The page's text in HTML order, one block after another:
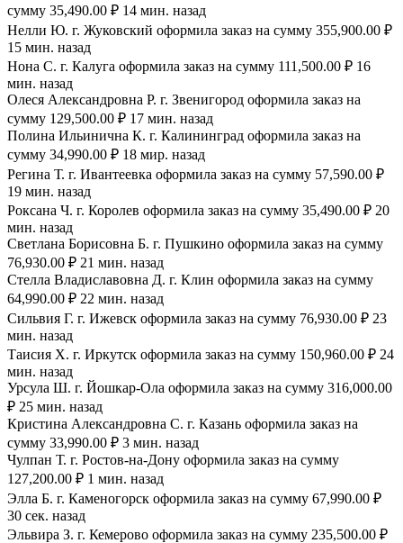
сумму 35,490.00 ₽ 14 мин. назад
Нелли Ю. г. Жуковский оформила заказ на сумму 355,900.00 ₽
15 мин. назад
Нона С. г. Калуга оформила заказ на сумму 111,500.00 ₽ 16
мин. назад
Олеся Александровна Р. г. Звенигород оформила заказ на
сумму 129,500.00 ₽ 17 мин. назад
Полина Ильинична К. г. Калининград оформила заказ на
сумму 34,990.00 ₽ 18 мир. назад
Регина Т. г. Ивантеевка оформила заказ на сумму 57,590.00 ₽
19 мин. назад
Роксана Ч. г. Королев оформила заказ на сумму 35,490.00 ₽ 20
мин. назад
Светлана Борисовна Б. г. Пушкино оформила заказ на сумму
76,930.00 ₽ 21 мин. назад
Стелла Владиславовна Д. г. Клин оформила заказ на сумму
64,990.00 ₽ 22 мин. назад
Сильвия Г. г. Ижевск оформила заказ на сумму 76,930.00 ₽ 23
мин. назад
Таисия Х. г. Иркутск оформила заказ на сумму 150,960.00 ₽ 24
мин. назад
Урсула Ш. г. Йошкар-Ола оформила заказ на сумму 316,000.00
₽ 25 мин. назад
Кристина Александровна С. г. Казань оформила заказ на
сумму 33,990.00 ₽ 3 мин. назад
Чулпан Т. г. Ростов-на-Дону оформила заказ на сумму
127,200.00 ₽ 1 мин. назад
Элла Б. г. Каменогорск оформила заказ на сумму 67,990.00 ₽
30 сек. назад
Эльвира З. г. Кемерово оформила заказ на сумму 235,500.00 ₽